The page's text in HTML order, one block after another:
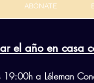
ABÓNATE
el año en casa
a Léleman